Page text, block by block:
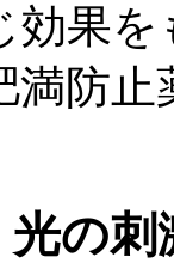
効果
満防
光の